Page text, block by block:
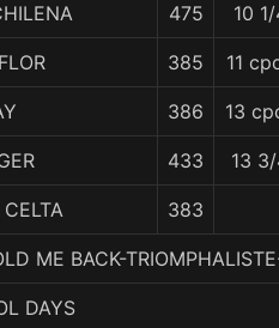
475 10
385 11
386 13
433 13
383
ME BACK-
DAYS